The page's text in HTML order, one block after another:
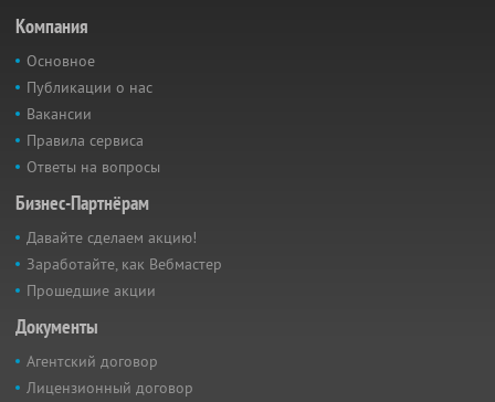
Компания
Основное
Публикации о нас
Вакансии
Правила сервиса
Ответы на вопросы
Бизнес-Партнёрам
Давайте сделаем акцию!
Заработайте, как Вебмастер
Прошедшие акции
Документы
Агентский договор
Лицензионный договор